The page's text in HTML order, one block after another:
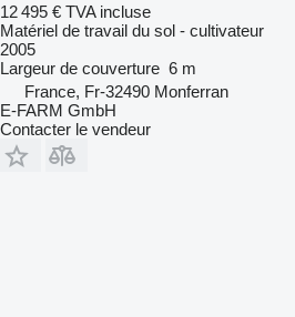
12 495 € TVA incluse
Matériel de travail du sol - cultivateur
2005
Largeur de couverture 6 m
France, Fr-32490 Monferran
E-FARM GmbH
Contacter le vendeur